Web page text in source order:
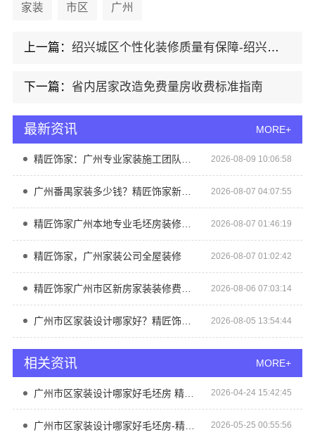
家装 市区 广州
上一篇：绍兴城区个性化装修质量有保障-绍兴卓鑫装饰材料有限公司
下一篇：省内居家改造免费量房收费标准指南
最新资讯 MORE+
精匠饰家：广州专业家装施工团队老房翻新改造 2026-08-09 10:06:58
广州番禺家装多少钱？精匠饰家新房全屋定制透明报价 2026-08-07 04:07:55
精匠饰家广州本地专业毛坯房装修服务 2026-08-07 01:46:19
精匠饰家，广州家装公司全屋装修 2026-08-07 01:02:42
精匠饰家广州市区新房家装装修费用一览 2026-08-06 07:03:14
广州市区家装设计哪家好？精匠饰家毛坯房定制更省心 2026-08-05 13:54:44
相关资讯 MORE+
广州市区家装设计哪家好毛坯房 精匠饰家 2026-04-24 15:42:45
广州市区家装设计哪家好毛坯房-精匠饰家（广州）家居建材有限公司 2026-05-25 00:55:56